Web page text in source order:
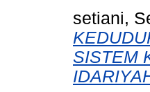
setiani,
SISTEM